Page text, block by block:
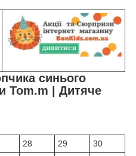
синього
Tom.m | Дитяче
28 29
30